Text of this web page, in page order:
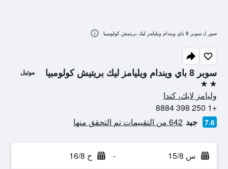
سوبر 8 باي ويندام ويليامز ليك بريتيش كولومبيا موتيل
2 نجمتين
وليامز لايك، كندا
+1 250 398 8884
7.6 جيد 642 من التقييمات تم التحقق منها
س 15/8 - ح 16/8
صور لـ سوبر 8 باي ويندام ويليامز ليك بريتيش كولومبيا